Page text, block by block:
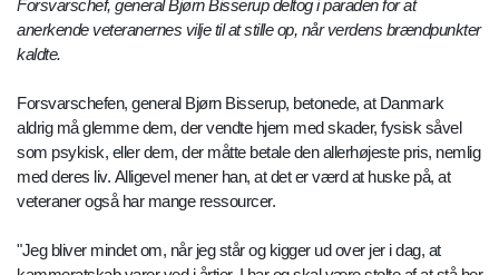
Forsvarschef, general Bjørn Bisserup deltog i paraden for at
anerkende veteranernes vilje til at stille op, når verdens brændpunkter
kaldte.
Forsvarschefen, general Bjørn Bisserup, betonede, at Danmark
aldrig må glemme dem, der vendte hjem med skader, fysisk såvel
som psykisk, eller dem, der måtte betale den allerhøjeste pris, nemlig
med deres liv. Alligevel mener han, at det er værd at huske på, at
veteraner også har mange ressourcer.
"Jeg bliver mindet om, når jeg står og kigger ud over jer i dag, at